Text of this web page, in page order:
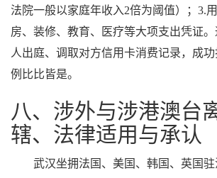
法院一般以家庭年收入2倍为阈值）；
房、装修、教育、医疗等大项支出凭证
人出庭、调取对方信用卡消费记录，成
例比比皆是。
八、涉外与涉港澳台
辖、法律适用与承认
武汉坐拥法国、美国、韩国、英国